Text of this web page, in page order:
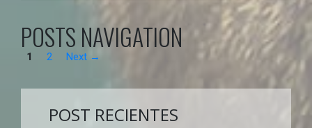
POSTS NAVIGATION
1 2 Next →
POST RECIENTES